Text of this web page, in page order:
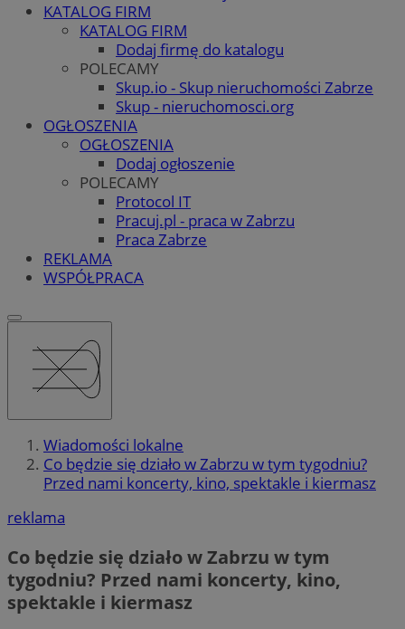
KATALOG FIRM
KATALOG FIRM
Dodaj firmę do katalogu
POLECAMY
Skup.io - Skup nieruchomości Zabrze
Skup - nieruchomosci.org
OGŁOSZENIA
OGŁOSZENIA
Dodaj ogłoszenie
POLECAMY
Protocol IT
Pracuj.pl - praca w Zabrzu
Praca Zabrze
REKLAMA
WSPÓŁPRACA
Wiadomości lokalne
Co będzie się działo w Zabrzu w tym tygodniu?
Przed nami koncerty, kino, spektakle i kiermasz
reklama
Co będzie się działo w Zabrzu w tym
tygodniu? Przed nami koncerty, kino,
spektakle i kiermasz